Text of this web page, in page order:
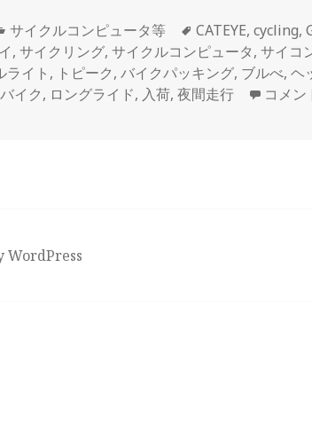
カ
テ
ゴ
リ
サイクルコンピュータ等
タ
グ
CATEYE,cycling,
,サイクリング,サイクルコンピュータ,サイコ
ライト , トピーク,バイクパッキング, ブルべ,ヘ
イク, ロングライド, 入荷,夜間走行 トピ
コメン
WordPress